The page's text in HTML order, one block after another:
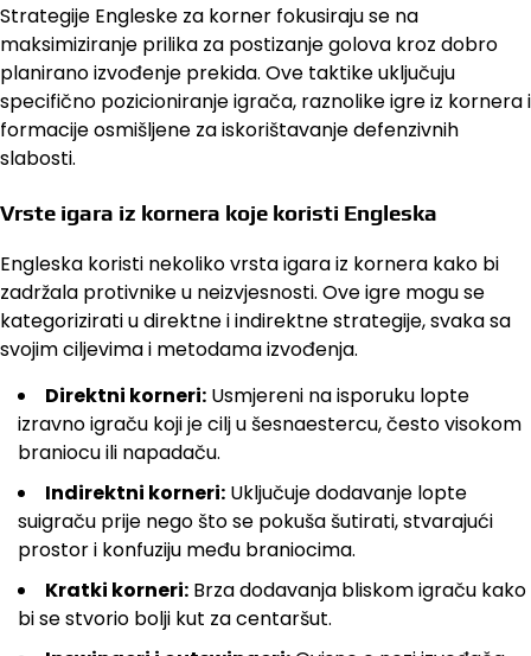
Strategije Engleske za korner fokusiraju se na
maksimiziranje prilika za postizanje golova kroz dobro
planirano izvođenje prekida. Ove taktike uključuju
specifično pozicioniranje igrača, raznolike igre iz kornera i
formacije osmišljene za iskorištavanje defenzivnih
slabosti.
Vrste igara iz kornera koje koristi Engleska
Engleska koristi nekoliko vrsta igara iz kornera kako bi
zadržala protivnike u neizvjesnosti. Ove igre mogu se
kategorizirati u direktne i indirektne strategije, svaka sa
svojim ciljevima i metodama izvođenja.
Direktni korneri: Usmjereni na isporuku lopte
izravno igraču koji je cilj u šesnaestercu, često visokom
braniocu ili napadaču.
Indirektni korneri: Uključuje dodavanje lopte
suigraču prije nego što se pokuša šutirati, stvarajući
prostor i konfuziju među braniocima.
Kratki korneri: Brza dodavanja bliskom igraču kako
bi se stvorio bolji kut za centaršut.